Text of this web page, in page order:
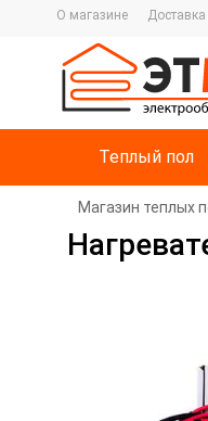
О магазине
Теплый пол
Магазин теплых